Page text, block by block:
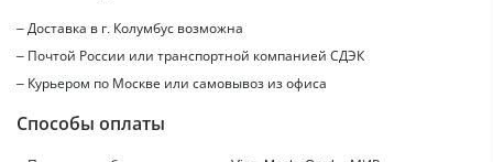
– Доставка в г. Колумбус возможна
– Почтой России или транспортной компанией СДЭК
– Курьером по Москве или самовывоз из офиса
Способы оплаты